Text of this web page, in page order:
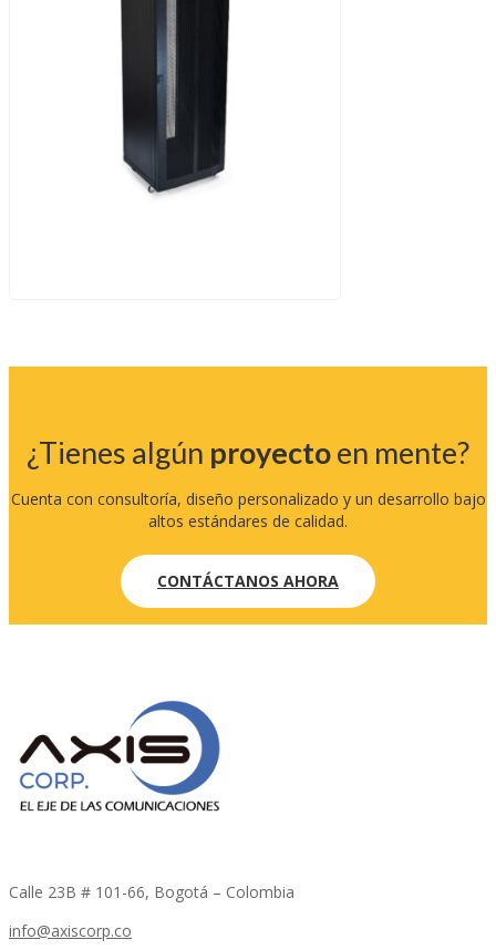
¿Tienes algún proyectoen mente?
Cuenta con consultoría, diseño personalizado y un desarrollo bajo
altos estándares de calidad.
CONTÁCTANOS AHORA
Calle 23B # 101-66, Bogotá – Colombia
info@axiscorp.co